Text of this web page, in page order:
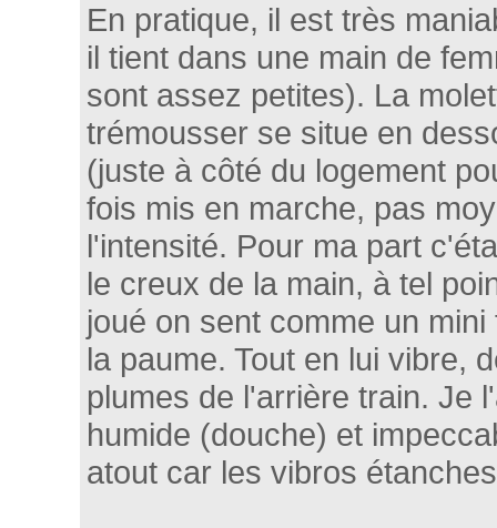
En pratique, il est très
il tient dans une main de
sont assez petites). La
trémousser se situe en
(juste à côté du logement
fois mis en marche, pas
l'intensité. Pour ma part
le creux de la main, à tel
joué on sent comme un
la paume. Tout en lui vibre,
plumes de l'arrière train. Je
humide (douche) et
atout car les vibros